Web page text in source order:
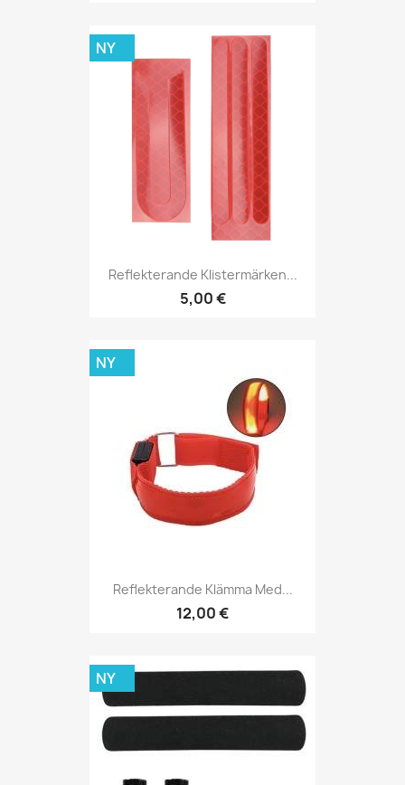
Reflekterande Klistermärken...
5,00 €
NY
Reflekterande Klämma Med...
12,00 €
NY
NY